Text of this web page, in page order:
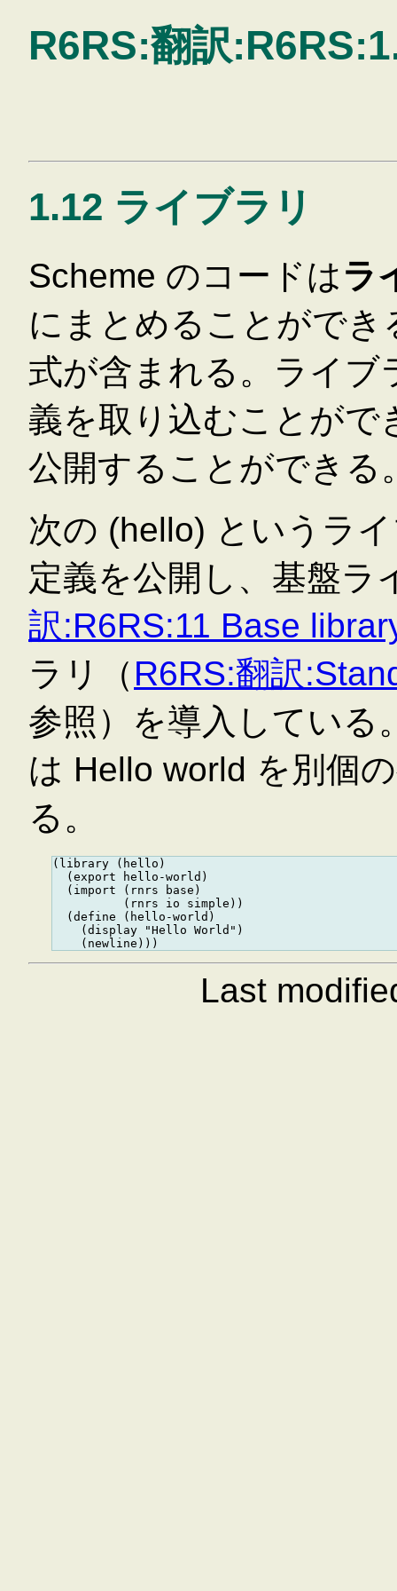
R6RS:翻訳
1.12 ライブラリ
Scheme のコードはラ
にまとめることがで
式が含まれる。ライブ
義を取り込むことがで
公開することができる
次の (hello) というラ
定義を公開し、基盤ラ
訳:R6RS:11 Base
ラリ（ R6RS:翻訳
参照）を導入している
は Hello world を別個
る。
(library (hello)
  (export hello-world)
  (import (rnrs base)
          (rnrs io simple))
  (define (hello-world)
    (display "Hello World")
Last